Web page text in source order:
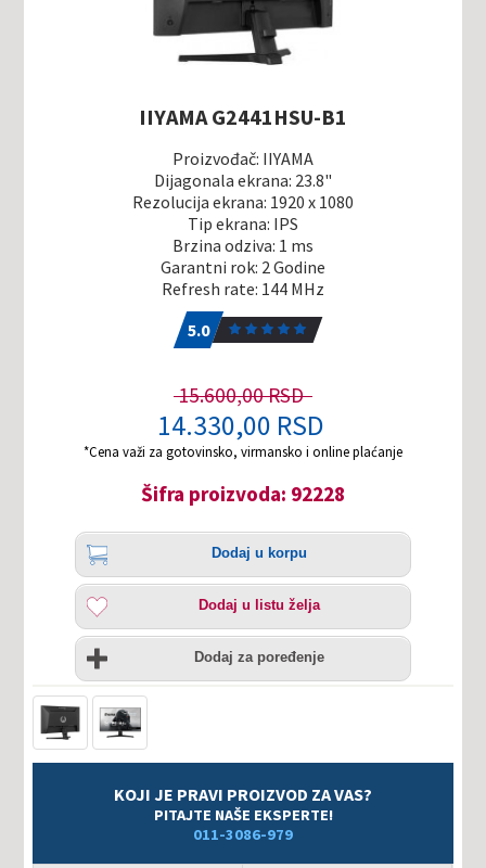
IIYAMA G2441HSU-B1
Proizvođač: IIYAMA
Dijagonala ekrana: 23.8"
Rezolucija ekrana: 1920 x 1080
Tip ekrana: IPS
Brzina odziva: 1 ms
Garantni rok: 2 Godine
Refresh rate: 144 MHz
5.0
15.600,00 RSD
14.330,00 RSD
*Cena važi za gotovinsko, virmansko i online plaćanje
Šifra proizvoda: 92228
Količina
Dodaj
korpu
Dodaj u korpu
Dodaj
listu
želja
Dodaj u listu želja
Uporedi
Dodaj za poređenje
KOJI JE PRAVI PROIZVOD ZA VAS?
PITAJTE NAŠE EKSPERTE!
011-3086-979